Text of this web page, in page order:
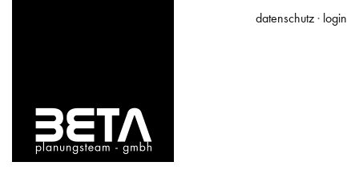
datenschutz· login